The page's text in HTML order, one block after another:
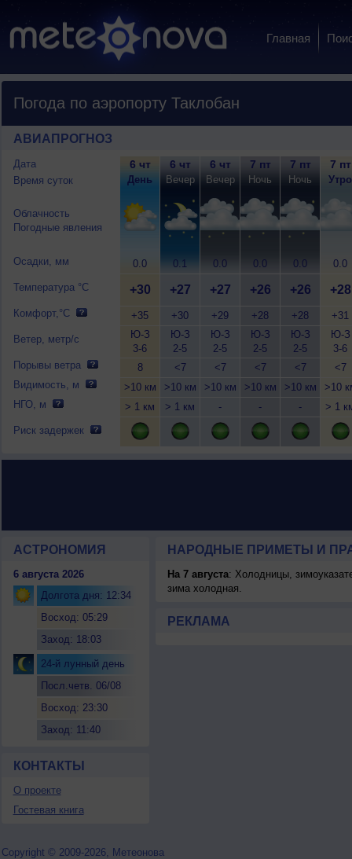
Главная
Погода по аэропорту Таклобан
АВИАПРОГНОЗ
Дата
Время суток
Облачность
Погодные явления
Осадки, мм
Температура °C
Комфорт,°C
Ветер, метр/с
Порывы ветра
Видимость, м
НГО, м
Риск задержек
6 чт
День
0.0
+30
+35
Ю-З
3-6
8
>10 км
> 1 км
6 чт
Вечер
0.1
+27
+30
Ю-З
2-5
<7
>10 км
> 1 км
6 чт
Вечер
0.0
+27
+29
Ю-З
2-5
<7
>10 км
-
7 пт
Ночь
0.0
+26
+28
Ю-З
2-5
<7
>10 км
-
7 пт
Ночь
0.0
+26
+28
Ю-З
2-5
<7
>10 км
-
7 пт
Утро
0.0
+28
+31
Ю-З
3-6
<7
>10
> 1
АСТРОНОМИЯ
6 августа 2026
Долгота дня: 12:34
Восход: 05:29
Заход: 18:03
24-й лунный день
Посл.четв. 06/08
Восход: 23:30
Заход: 11:40
КОНТАКТЫ
О проекте
Гостевая книга
НАРОДНЫЕ ПРИМЕТЫ И
На 7 августа: Холодницы,
зима холодная.
РЕКЛАМА
Copyright © 2009-2026, Метеонова